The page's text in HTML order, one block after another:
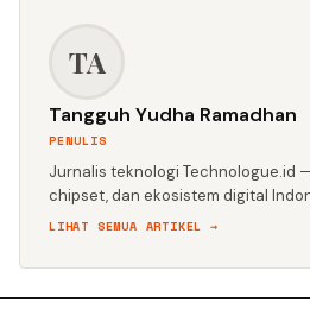
TA
Tangguh Yudha Ramadhan
PENULIS
Jurnalis teknologi Technologue.id
chipset, dan ekosistem digital
LIHAT SEMUA ARTIKEL →